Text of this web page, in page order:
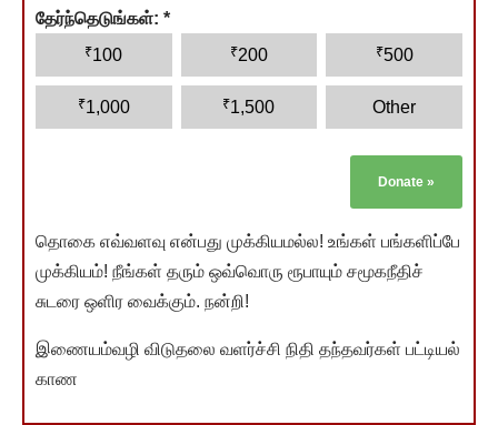
தேர்ந்தெடுங்கள்: *
₹100 ₹200 ₹500
₹1,000 ₹1,500 Other
Donate »
தொகை எவ்வளவு என்பது முக்கியமல்ல! உங்கள் பங்களிப்பே
முக்கியம்! நீங்கள் தரும் ஒவ்வொரு ரூபாயும் சமூகநீதிச்
சுடரை ஒளிர வைக்கும். நன்றி!
இணையம்வழி விடுதலை வளர்ச்சி நிதி தந்தவர்கள் பட்டியல்
காண